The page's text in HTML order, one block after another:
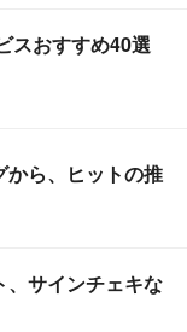
スおすすめ40選
から、ヒットの推
、サインチェキな